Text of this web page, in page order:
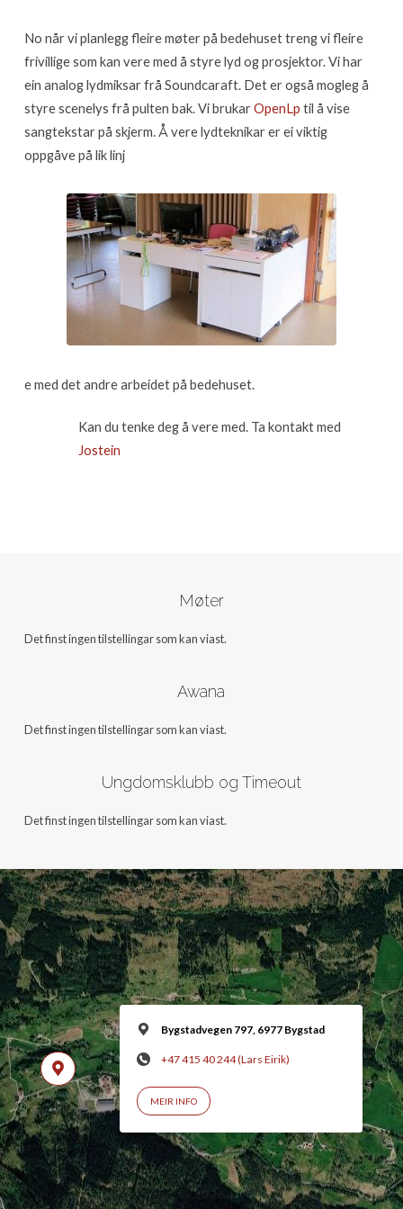
No når vi planlegg fleire møter på bedehuset treng vi fleire
frivillige som kan vere med å styre lyd og prosjektor. Vi har
ein analog lydmiksar frå Soundcaraft. Det er også mogleg å
styre scenelys frå pulten bak. Vi brukarOpenLp til å vise
sangtekstar på skjerm. Å vere lydteknikar er ei viktig
oppgåve på lik linj
e med det andre arbeidet på bedehuset.
Kan du tenke deg å vere med. Ta kontakt med
Jostein
Møter
Det finst ingen tilstellingar som kan viast.
Awana
Det finst ingen tilstellingar som kan viast.
Ungdomsklubb og Timeout
Det finst ingen tilstellingar som kan viast.
Bygstadvegen 797, 6977 Bygstad
+47 415 40 244 (Lars Eirik)
MEIR INFO